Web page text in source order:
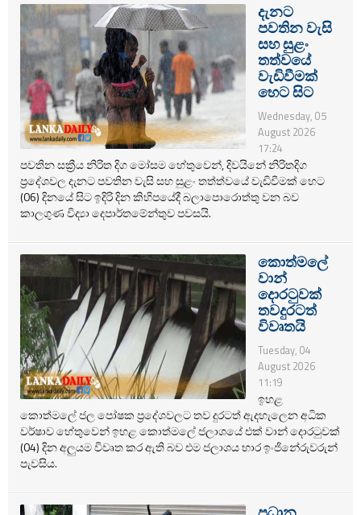
දැනට
පවතින වැසි
සහ සුළං
තත්වයේ
වැඩිවීමක්
හෙට සිට
Wednesday, 05
August 2026
17:24
පවතින සක්‍රීය නිරිත දිග මෝසම හේතුවෙන්, දිවයිනේ නිරිතදිග
ප්‍රදේශවල දැනට පවතින වැසි සහ සුළං තත්ත්වයේ වැඩිවීමක් හෙට
(06) දිනයේ සිට ඉදිරි දින කිහිපයේදී බලාපොරොත්තු වන බව
කාලගුණ විද්‍යා දෙපාර්තමේන්තුව පවසයි.
කොත්මලේ
වාන්
දොරටුවක්
තවදුරටත්
විවෘතයි
Tuesday, 04
August 2026
11:19
ඉහළ
කොත්මලේ ජල පෝෂක ප්‍රදේශවලට තව දුරටත් ඇදහැලෙන අධික
වර්ෂාව හේතුවෙන් ඉහළ කොත්මලේ ජලාශයේ එක් වාන් දොරටුවක්
(04) දින අලුයම විවෘත කර ඇති බව එම ජලාශය භාර ඉංජිනේරුවරුන්
පැවසිය.